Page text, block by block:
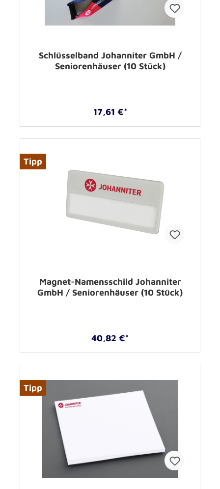
Schlüsselband Johanniter GmbH /
Seniorenhäuser (10 Stück)
17,61 €*
Tipp
Magnet-Namensschild Johanniter
GmbH / Seniorenhäuser (10 Stück)
40,82 €*
Tipp